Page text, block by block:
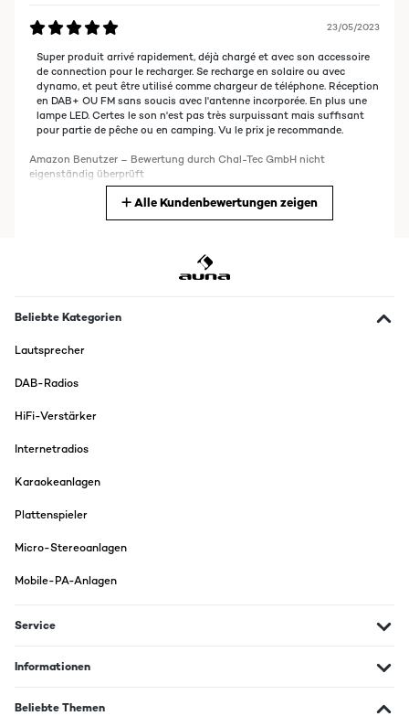
23/05/2023
Super produit arrivé rapidement, déjà chargé et avec son accessoire
de connection pour le recharger. Se recharge en solaire ou avec
dynamo, et peut être utilisé comme chargeur de téléphone. Réception
en DAB+ OU FM sans soucis avec l'antenne incorporée. En plus une
lampe LED. Certes le son n'est pas très surpuissant mais suffisant
pour partie de pêche ou en camping. Vu le prix je recommande.
Amazon Benutzer – Bewertung durch Chal-Tec GmbH nicht
eigenständig überprüft
La usamos el finde pasado cuando fuimos por ahí en la furgo y
el cable está genial. Pero luego descubrimos que también carga con
Además la batería dura mucho. Tiene una luz que se carga
antena para sintonizar la radio... Me parece muy práctica y me gusta
Amazon Benutzer – Bewertung durch Chal-Tec GmbH nicht
Alle Kundenbewertungen zeigen
Beliebte Kategorien
Lautsprecher
DAB-Radios
HiFi-Verstärker
Internetradios
Karaokeanlagen
Plattenspieler
Micro-Stereoanlagen
Mobile-PA-Anlagen
Service
Informationen
Beliebte Themen